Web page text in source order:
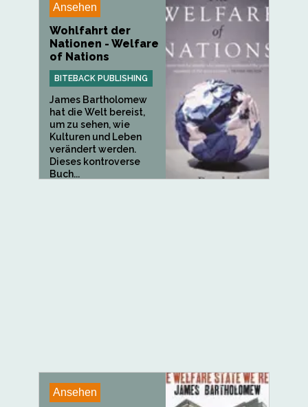
Ansehen
Wohlfahrt der
Nationen - Welfare
of Nations
BITEBACK PUBLISHING
James Bartholomew
hat die Welt bereist,
um zu sehen, wie
Kulturen und Leben
verändert werden.
Dieses kontroverse
Buch...
Ansehen